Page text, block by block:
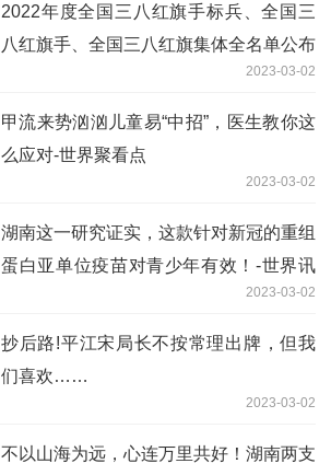
2022年度全国三八红旗手标兵、全国三
八红旗手、全国三八红旗集体全名单公布
2023-03-02
甲流来势汹汹儿童易“中招”，医生教你这
么应对-世界聚看点
2023-03-02
湖南这一研究证实，这款针对新冠的重组
蛋白亚单位疫苗对青少年有效！-世界讯
2023-03-02
抄后路!平江宋局长不按常理出牌，但我
们喜欢……
2023-03-02
不以山海为远，心连万里共好！湖南两支